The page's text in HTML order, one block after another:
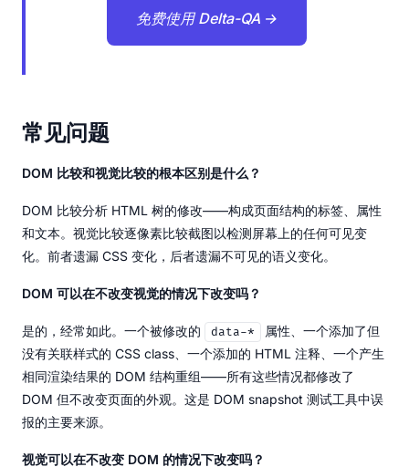
免费使用 Delta-QA →
常见问题
DOM 比较和视觉比较的根本区别是什么？
DOM 比较分析 HTML 树的修改——构成页面结构的标签、属性
和文本。视觉比较逐像素比较截图以检测屏幕上的任何可见变
化。前者遗漏 CSS 变化，后者遗漏不可见的语义变化。
DOM 可以在不改变视觉的情况下改变吗？
是的，经常如此。一个被修改的 data-*
属性、一个添加了但
没有关联样式的 CSS class、一个添加的 HTML 注释、一个产生
相同渲染结果的 DOM 结构重组——所有这些情况都修改了
DOM 但不改变页面的外观。这是 DOM snapshot 测试工具中误
报的主要来源。
视觉可以在不改变 DOM 的情况下改变吗？